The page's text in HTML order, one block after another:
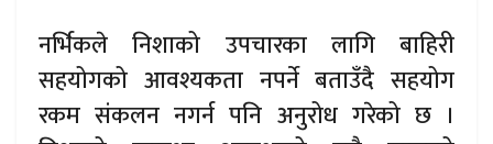
नर्भिकले निशाको उपचारका लागि बाहिरी
सहयोगको आवश्यकता नपर्ने बताउँदै सहयोग
रकम संकलन नगर्न पनि अनुरोध गरेको छ ।